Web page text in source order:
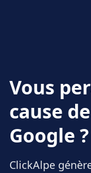
Vous
cause
Google ?
ClickAlpe